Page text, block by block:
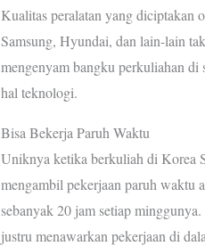
Kualitas peralatan yang diciptakan
Samsung, Hyundai, dan lain-lain
mengenyam bangku perkuliahan di
hal teknologi.
Bisa Bekerja Paruh Waktu
Uniknya ketika berkuliah di Korea
mengambil pekerjaan paruh waktu
sebanyak 20 jam setiap
justru menawarkan pekerjaan di